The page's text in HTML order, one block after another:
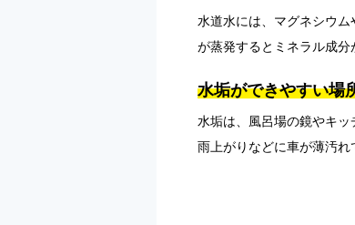
水道水には、マグネシウ
が蒸発するとミネラル成分
水垢ができやすい場
水垢は、風呂場の鏡やキッ
雨上がりなどに車が薄汚れ